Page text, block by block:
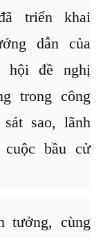
triển khai
dẫn của
hội đề nghị
trong công
sao, lãnh
bầu cử
tưởng, cùng